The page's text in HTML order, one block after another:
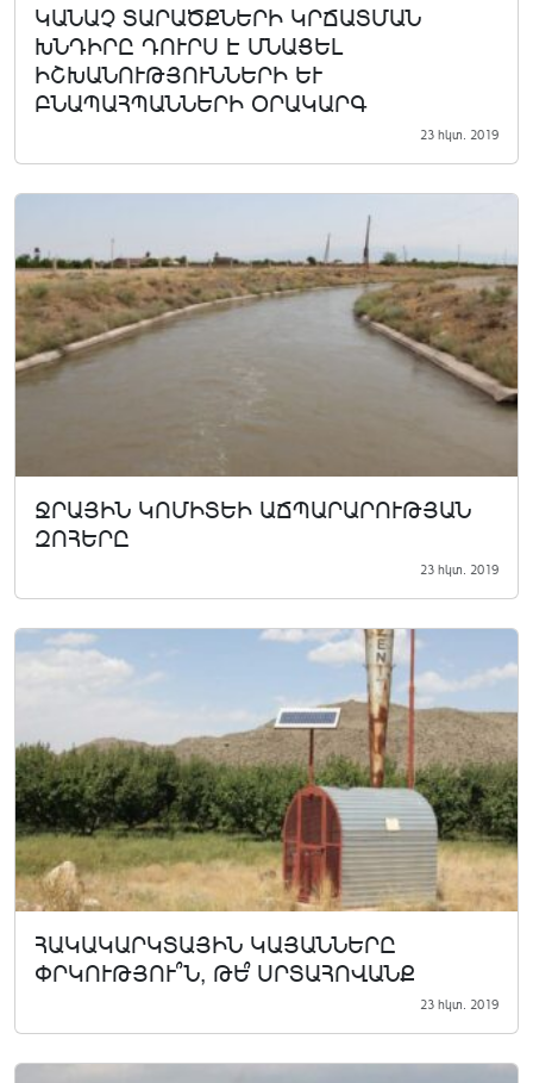
ԿԱՆԱՉ ՏԱՐԱԾՔՆԵՐԻ ԿՐՃԱՏՄԱՆ
ԽՆԴԻՐԸ ԴՈՒՐՍ Է ՄՆԱՑԵԼ
ԻՇԽԱՆՈՒԹՅՈՒՆՆԵՐԻ ԵՒ
ԲՆԱՊԱՀՊԱՆՆԵՐԻ ՕՐԱԿԱՐԳ
23 հկտ. 2019
ՋՐԱՅԻՆ ԿՈՄԻՏԵԻ ԱՃՊԱՐԱՐՈՒԹՅԱՆ
ԶՈՀԵՐԸ
23 հկտ. 2019
ՀԱԿԱԿԱՐԿՏԱՅԻՆ ԿԱՅԱՆՆԵՐԸ
ՓՐԿՈՒԹՅՈՒ՞Ն, ԹԵ՞ ՍՐՏԱՀՈՎԱՆՔ
23 հկտ. 2019